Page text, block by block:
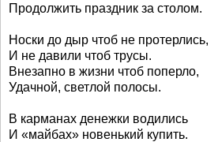
Продолжить праздник за столом.
Носки до дыр чтоб не протерлись,
И не давили чтоб трусы.
Внезапно в жизни чтоб поперло,
Удачной, светлой полосы.
В карманах денежки водились
И «майбах» новенький купить.